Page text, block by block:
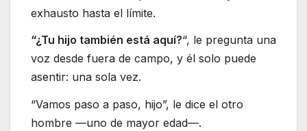
exhausto hasta el límite.
“¿Tu hijo también está aquí?“, le pregunta una
voz desde fuera de campo, y él solo puede
asentir: una sola vez.
“Vamos paso a paso, hijo”, le dice el otro
hombre —uno de mayor edad—.